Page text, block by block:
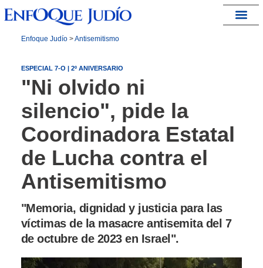
Enfoque Judío>Antisemitismo
ESPECIAL 7-O | 2º ANIVERSARIO
"Ni olvido ni
silencio", pide la
Coordinadora Estatal
de Lucha contra el
Antisemitismo
"Memoria, dignidad y justicia para las
víctimas de la masacre antisemita del 7
de octubre de 2023 en Israel".